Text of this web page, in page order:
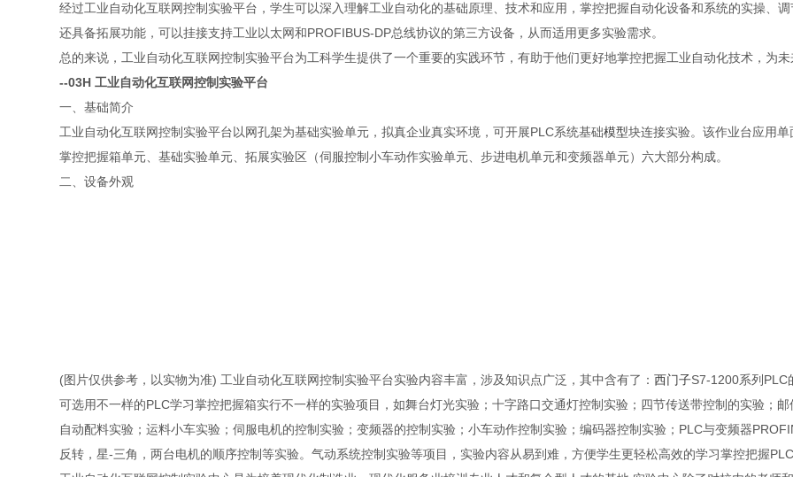
经过工业自动化互联网控制实验平台，学生可以深入理解工业自动化的基础原理、技术和应用，掌控把握自动化设备和系统的实操、
还具备拓展功能，可以挂接支持工业以太网和PROFIBUS-DP总线协议的第三方设备，从而适用更多实验需求。
总的来说，工业自动化互联网控制实验平台为工科学生提供了一个重要的实践环节，有助于他们更好地掌控把握工业自动化技术，为
--03H 工业自动化互联网控制实验平台
一、基础简介
工业自动化互联网控制实验平台以网孔架为基础实验单元，拟真企业真实环境，可开展PLC系统基础模型块连接实验。该作业台应用
掌控把握箱单元、基础实验单元、拓展实验区（伺服控制小车动作实验单元、步进电机单元和变频器单元）六大部分构成。
二、设备外观
(图片仅供参考，以实物为准) 工业自动化互联网控制实验平台实验内容丰富，涉及知识点广泛，其中含有了：西门子S7-1200系列PLC
可选用不一样的PLC学习掌控把握箱实行不一样的实验项目，如舞台灯光实验；十字路口交通灯控制实验；四节传送带控制的实验；
自动配料实验；运料小车实验；伺服电机的控制实验；变频器的控制实验；小车动作控制实验；编码器控制实验；PLC与变频器
反转，星-三角，两台电机的顺序控制等实验。气动系统控制实验等项目，实验内容从易到难，方便学生更轻松高效的学习掌控把握